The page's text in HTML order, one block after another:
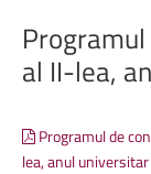
al II-lea,
Programul de
lea, anul